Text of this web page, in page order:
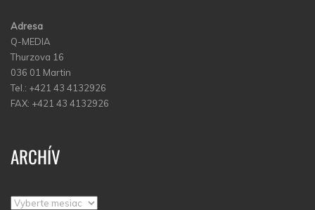
Adresa
Q-MEDIA
Thurzova 16
036 01 Martin
Tel.: +421 43 4132926
FAX: +421 43 4132926
ARCHÍV
Archív